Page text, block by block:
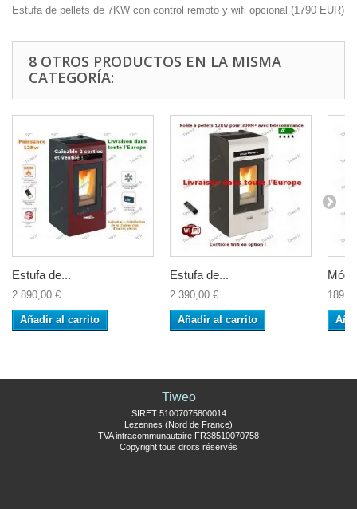
Estufa de pellets de 7KW con control remoto y wifi opcional (1790 EUR)
8 OTROS PRODUCTOS EN LA MISMA
CATEGORÍA:
Estufa de...
2 890,00 €
Añadir al carrito
Estufa de...
2 390,00 €
Añadir al carrito
Tiweo
SIRET 51007075800014
Lezennes (Nord de France)
TVA intracommunautaire FR38510070758
Copyright tous droits réservés